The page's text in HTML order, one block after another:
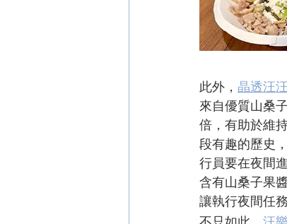
此外， 晶透汪
來自優質山桑
倍，有助於維
段有趣的歷史
行員要在夜間
含有山桑子果
讓執行夜間任